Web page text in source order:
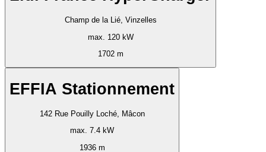
Champ de la Lié, Vinzelles
max. 120 kW
1702 m
EFFIA Stationnement
142 Rue Pouilly Loché, Mâcon
max. 7.4 kW
1936 m